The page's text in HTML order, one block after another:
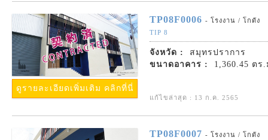
ดูรายละเอียดเพิ่มเติม คลิกที่นี่
TP08F0006 - โรงงาน / โกดัง
TIP 8
จังหวัด :
สมุทรปราการ
ขนาดอาคาร :
1,360.45 ตร
แก้ไขล่าสุด : 13 ก.ค. 2565
TP08F0007 - โรงงาน / โกดัง